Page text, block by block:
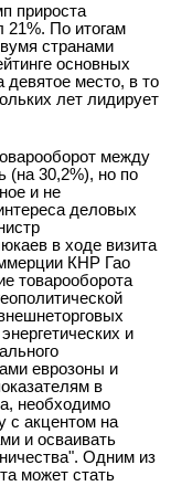
прироста
21%. По итогам
странами
основных
девятое место, в то
лет лидирует
между
(на 30,2%), но по
и не
деловых
в ходе визита
КНР Гао
товарооборота
и
еврозоны и
в
необходимо
с акцентом на
и осваивать
Одним из
может стать